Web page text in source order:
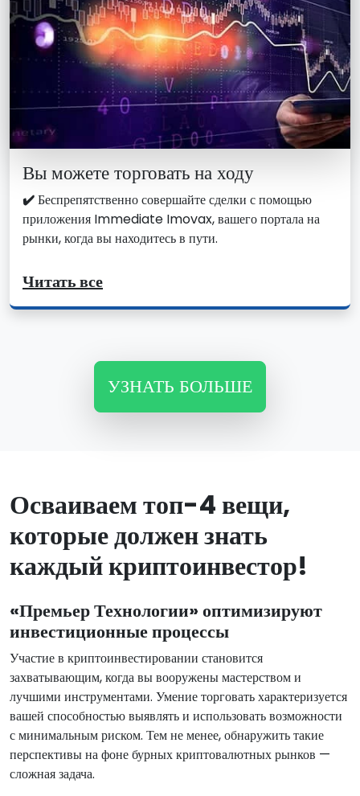
Вы можете торговать на ходу
✔️Беспрепятственно совершайте сделки с помощью
приложения Immediate Imovax, вашего портала на
рынки, когда вы находитесь в пути.
Читать все
УЗНАТЬ БОЛЬШЕ
Осваиваем топ-4 вещи,
которые должен знать
каждый криптоинвестор!
«Премьер Технологии» оптимизируют
инвестиционные процессы
Участие в криптоинвестировании становится
захватывающим, когда вы вооружены мастерством и
лучшими инструментами. Умение торговать характеризуется
вашей способностью выявлять и использовать возможности
с минимальным риском. Тем не менее, обнаружить такие
перспективы на фоне бурных криптовалютных рынков —
сложная задача.